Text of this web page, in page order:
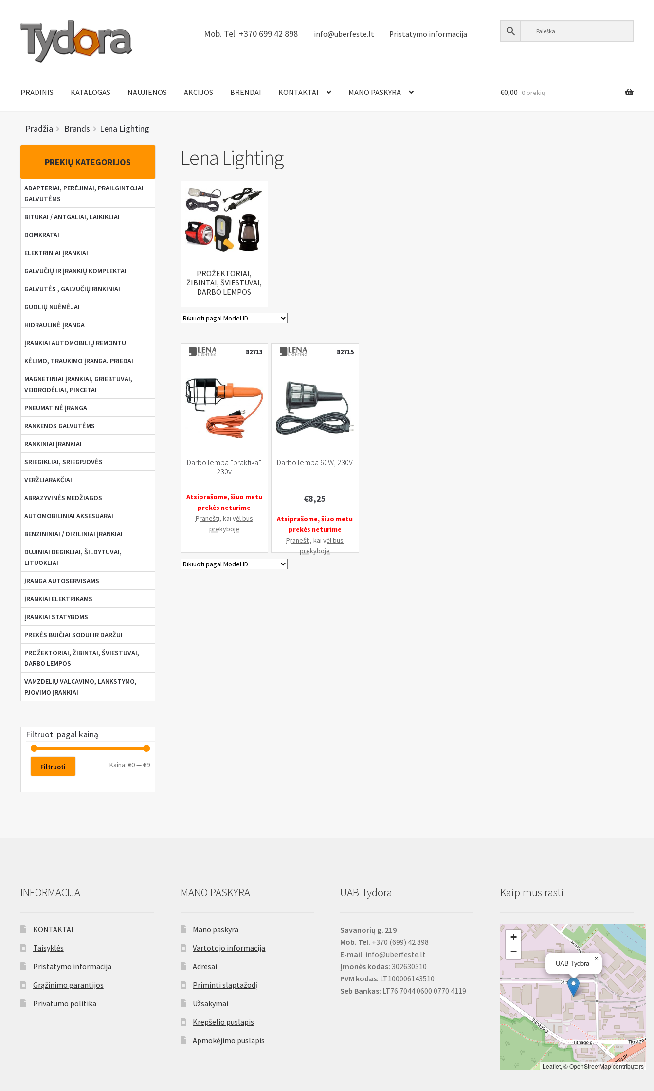
Pereiti
meniu
Pereiti
turinio
Mob. Tel. +370 699 42 898 info@uberfeste.lt Pristatymo informacija
PRADINIS KATALOGAS NAUJIENOS AKCIJOS BRENDAI KONTAKTAI MANO PASKYRA €0,00 0 prekių
Pradžia Brands Lena Lighting
Lena Lighting
PROŽEKTORIAI,
ŽIBINTAI, ŠVIESTUVAI,
DARBO LEMPOS
82713
Darbo lempa ”praktika”
230v
Atsiprašome, šiuo metu
prekės neturime
Pranešti, kai vėl bus
prekyboje
82715
Darbo lempa 60W, 230V
€8,25
Atsiprašome, šiuo metu
prekės neturime
Pranešti, kai vėl bus
prekyboje
PREKIŲ KATEGORIJOS
ADAPTERIAI, PERĖJIMAI, PRAILGINTOJAI
GALVUTĖMS
BITUKAI / ANTGALIAI, LAIKIKLIAI
DOMKRATAI
ELEKTRINIAI ĮRANKIAI
GALVUČIŲ IR ĮRANKIŲ KOMPLEKTAI
GALVUTĖS , GALVUČIŲ RINKINIAI
GUOLIŲ NUĖMĖJAI
HIDRAULINĖ ĮRANGA
ĮRANKIAI AUTOMOBILIŲ REMONTUI
KĖLIMO, TRAUKIMO ĮRANGA. PRIEDAI
MAGNETINIAI ĮRANKIAI, GRIEBTUVAI,
VEIDRODĖLIAI, PINCETAI
PNEUMATINĖ ĮRANGA
RANKENOS GALVUTĖMS
RANKINIAI ĮRANKIAI
SRIEGIKLIAI, SRIEGPJOVĖS
VERŽLIARAKČIAI
ABRAZYVINĖS MEDŽIAGOS
AUTOMOBILINIAI AKSESUARAI
BENZININIAI / DIZILINIAI ĮRANKIAI
DUJINIAI DEGIKLIAI, ŠILDYTUVAI,
LITUOKLIAI
ĮRANGA AUTOSERVISAMS
ĮRANKIAI ELEKTRIKAMS
ĮRANKIAI STATYBOMS
PREKĖS BUIČIAI SODUI IR DARŽUI
PROŽEKTORIAI, ŽIBINTAI, ŠVIESTUVAI,
DARBO LEMPOS
VAMZDELIŲ VALCAVIMO, LANKSTYMO,
PJOVIMO ĮRANKIAI
Filtruoti pagal kainą
Filtruoti Kaina:€0—€9
INFORMACIJA
KONTAKTAI
Taisyklės
Pristatymo informacija
Grąžinimo garantijos
Privatumo politika
MANO PASKYRA
Mano paskyra
Vartotojo informacija
Adresai
Priminti slaptažodį
Užsakymai
Krepšelio puslapis
Apmokėjimo puslapis
UAB Tydora
Savanorių g. 219
Mob. Tel. +370 (699) 42 898
E-mail: info@uberfeste.lt
Įmonės kodas: 302630310
PVM kodas: LT100006143510
Seb Bankas: LT76 7044 0600 0770 4119
Kaip mus rasti
UAB Tydora
×
+
−
Leaflet, ©OpenStreetMapcontributors